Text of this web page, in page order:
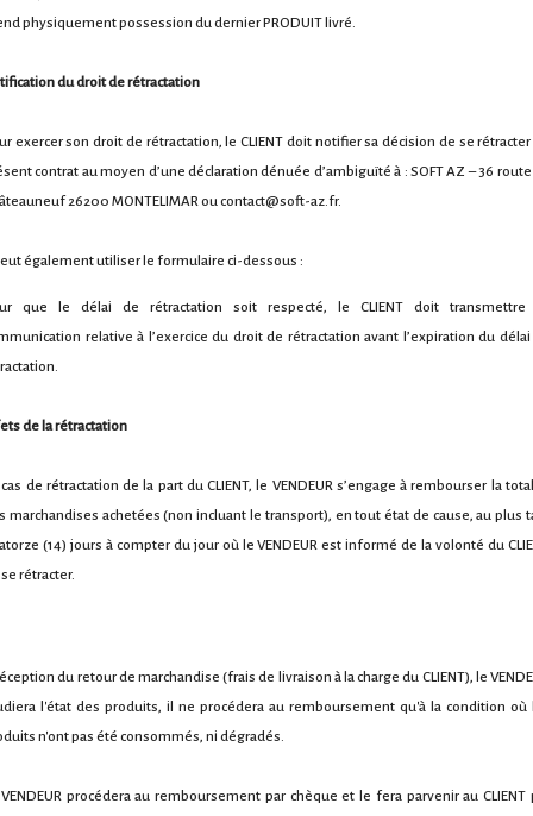
physiquement possession du dernier PRODUIT livré.
du droit de rétractation
exercer son droit de rétractation, le CLIENT doit notifier sa décision de se
contrat au moyen d’une déclaration dénuée d’ambiguïté à : SOFT AZ – 36
26200 MONTELIMAR ou contact@soft-az.fr.
également utiliser le formulaire ci-dessous :
que le délai de rétractation soit respecté, le CLIENT doit transmettre
relative à l’exercice du droit de rétractation avant l’expiration du
de la rétractation
cas de rétractation de la part du CLIENT, le VENDEUR s’engage à rembourser la
marchandises achetées (non incluant le transport), en tout état de cause, au plus
(14) jours à compter du jour où le VENDEUR est informé de la volonté du
rétracter.
du retour de marchandise (frais de livraison à la charge du CLIENT), le
l'état des produits, il ne procédera au remboursement qu'à la condition où
n'ont pas été consommés, ni dégradés.
procédera au remboursement par chèque et le fera parvenir au CLIENT